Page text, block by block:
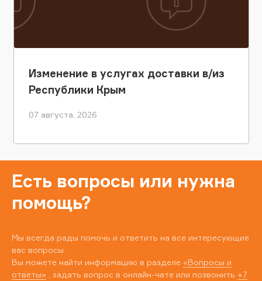
Изменение в услугах доставки в/из
Республики Крым
07 августа, 2026
Есть вопросы или нужна
помощь?
Мы всегда рады помочь и ответить на все интересующие
вас вопросы.
Вы можете найти информацию в разделе «Вопросы и
ответы» , задать вопрос в онлайн-чате или позвонить +7